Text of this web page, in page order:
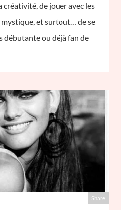
créativité, de jouer avec les
et surtout… de se
débutante ou déjà fan de
Share